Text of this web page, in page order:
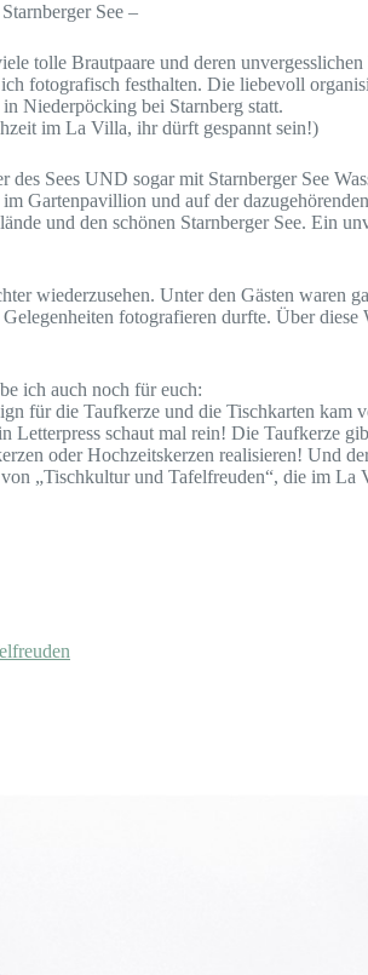
See –
tolle Brautpaare und deren
fotografisch festhalten. Die liebevoll
Niederpöcking bei Starnberg statt.
im La Villa, ihr dürft gespannt sein!)
Sees UND sogar mit Starnberger See
Gartenpavillion und auf der
und den schönen Starnberger See. Ein
wiederzusehen. Unter den Gästen waren
fotografieren durfte. Über
ich auch noch für euch:
für die Taufkerze und die Tischkarten
Letterpress schaut mal rein! Die Taufkerze
oder Hochzeitskerzen realisieren! Und
„Tischkultur und Tafelfreuden“, die im La